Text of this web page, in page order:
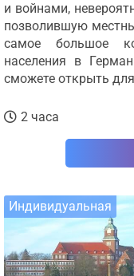
и войнами,
позволившую
самое большое
населения в
сможете открыть
2 часа
Индивидуальная